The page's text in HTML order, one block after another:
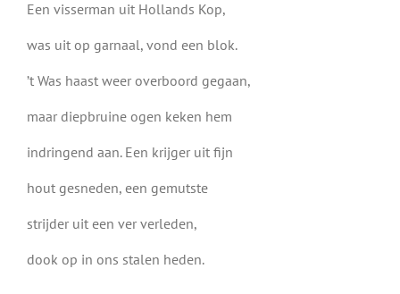
Een visserman uit Hollands Kop,
was uit op garnaal, vond een blok.
’t Was haast weer overboord gegaan,
maar diepbruine ogen keken hem
indringend aan. Een krijger uit fijn
hout gesneden, een gemutste
strijder uit een ver verleden,
dook op in ons stalen heden.